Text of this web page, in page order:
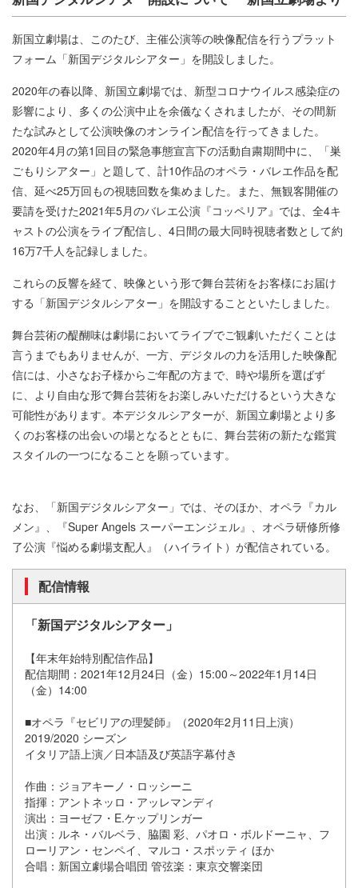
新国立劇場は、このたび、主催公演等の映像配信を行うプラット
フォーム「新国デジタルシアター」を開設しました。
2020年の春以降、新国立劇場では、新型コロナウイルス感染症の
影響により、多くの公演中止を余儀なくされましたが、その間新
たな試みとして公演映像のオンライン配信を行ってきました。
2020年4月の第1回目の緊急事態宣言下の活動自粛期間中に、「巣
ごもりシアター」と題して、計10作品のオペラ・バレエ作品を配
信、延べ25万回もの視聴回数を集めました。また、無観客開催の
要請を受けた2021年5月のバレエ公演『コッペリア』では、全4キ
ャストの公演をライブ配信し、4日間の最大同時視聴者数として約
16万7千人を記録しました。
これらの反響を経て、映像という形で舞台芸術をお客様にお届け
する「新国デジタルシアター」を開設することといたしました。
舞台芸術の醍醐味は劇場においてライブでご観劇いただくことは
言うまでもありませんが、一方、デジタルの力を活用した映像配
信には、小さなお子様からご年配の方まで、時や場所を選ばず
に、より自由な形で舞台芸術をお楽しみいただけるという大きな
可能性があります。本デジタルシアターが、新国立劇場とより多
くのお客様の出会いの場となるとともに、舞台芸術の新たな鑑賞
スタイルの一つになることを願っています。
なお、「新国デジタルシアター」では、そのほか、オペラ『カル
メン』、『Super Angels スーパーエンジェル』、オペラ研修所修
了公演『悩める劇場支配人』（ハイライト）が配信されている。
配信情報
「新国デジタルシアター」
【年末年始特別配信作品】
配信期間：2021年12月24日（金）15:00～2022年1月14日
（金）14:00
■オペラ『セビリアの理髪師』（2020年2月11日上演）
2019/2020 シーズン
イタリア語上演／日本語及び英語字幕付き
作曲：ジョアキーノ・ロッシーニ
指揮：アントネッロ・アッレマンディ
演出：ヨーゼフ・E.ケップリンガー
出演：ルネ・バルベラ、脇園 彩、パオロ・ボルドーニャ、フ
ローリアン・センペイ、マルコ・スポッティ ほか
合唱：新国立劇場合唱団 管弦楽：東京交響楽団